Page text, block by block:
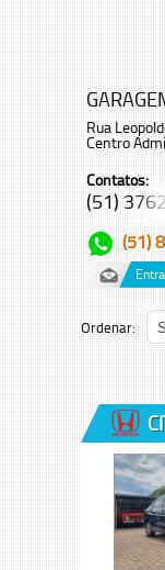
Rua
Centro
Contatos:
(51)
(51)
Ordenar: